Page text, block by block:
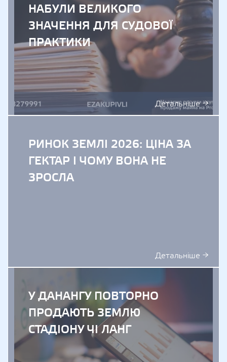
НАБУЛИ ВЕЛИКОГО
ЗНАЧЕННЯ ДЛЯ СУДОВОЇ
ПРАКТИКИ
Детальніше →
РИНОК ЗЕМЛІ 2026: ЦІНА ЗА
ГЕКТАР І ЧОМУ ВОНА НЕ
ЗРОСЛА
Детальніше →
У ДАНАНГУ ПОВТОРНО
ПРОДАЮТЬ ЗЕМЛЮ
СТАДІОНУ ЧІ ЛАНГ